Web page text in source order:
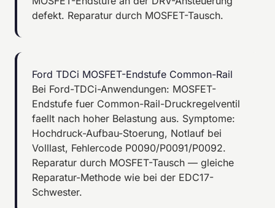
defekt. Reparatur durch MOSFET-Tausch.
Ford TDCi MOSFET-Endstufe Common-Rail
Bei Ford-TDCi-Anwendungen: MOSFET-
Endstufe fuer Common-Rail-Druckregelventil
faellt nach hoher Belastung aus. Symptome:
Hochdruck-Aufbau-Stoerung, Notlauf bei
Volllast, Fehlercode P0090/P0091/P0092.
Reparatur durch MOSFET-Tausch — gleiche
Reparatur-Methode wie bei der EDC17-
Schwester.